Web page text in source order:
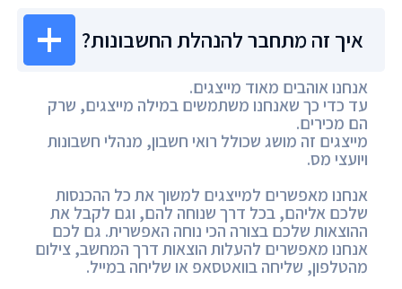
איך זה מתחבר להנהלת החשבונות?
אנחנו אוהבים מאוד מייצגים.
עד כדי כך שאנחנו משתמשים במילה מייצגים, שרק
הם מכירים.
מייצגים זה מושג שכולל רואי חשבון, מנהלי חשבונות
ויועצי מס.
אנחנו מאפשרים למייצגים למשוך את כל ההכנסות
שלכם אליהם, בכל דרך שנוחה להם, וגם לקבל את
ההוצאות שלכם בצורה הכי נוחה האפשרית. גם לכם
אנחנו מאפשרים להעלות הוצאות דרך המחשב, צילום
מהטלפון, שליחה בוואטסאפ או שליחה במייל.